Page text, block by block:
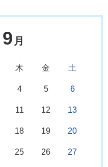
9 月
木 金 土
4 5 6
11 12 13
18 19 20
25 26 27